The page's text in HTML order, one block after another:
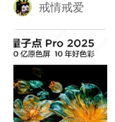
戒情戒爱